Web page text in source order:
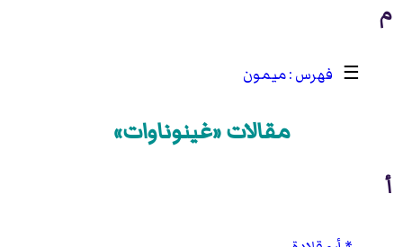
م
☰ ميمون
مقالات «غينوناوات»
أ